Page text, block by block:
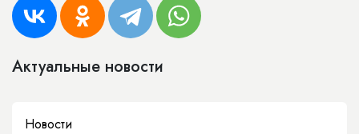
Актуальные новости
Новости